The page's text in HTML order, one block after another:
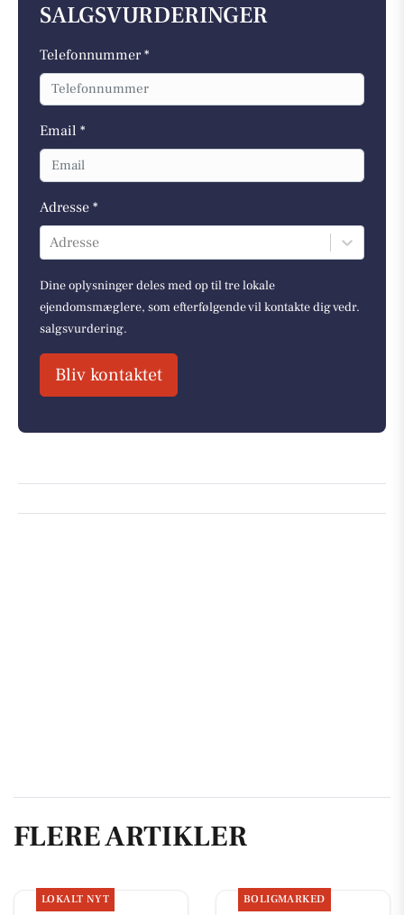
SALGSVURDERINGER
Telefonnummer *
Email *
Adresse *
Adresse
Dine oplysninger deles med op til tre lokale
ejendomsmæglere, som efterfølgende vil kontakte dig vedr.
salgsvurdering.
Bliv kontaktet
FLERE ARTIKLER
LOKALT NYT BOLIGMARKED